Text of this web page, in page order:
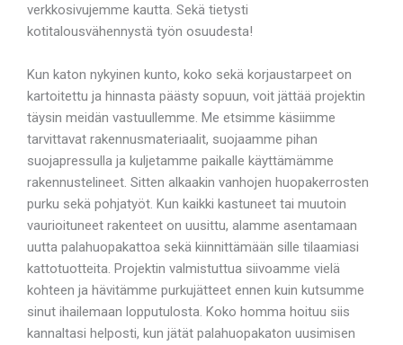
verkkosivujemme kautta. Sekä tietysti
kotitalousvähennystä työn osuudesta!
Kun katon nykyinen kunto, koko sekä korjaustarpeet on
kartoitettu ja hinnasta päästy sopuun, voit jättää projektin
täysin meidän vastuullemme. Me etsimme käsiimme
tarvittavat rakennusmateriaalit, suojaamme pihan
suojapressulla ja kuljetamme paikalle käyttämämme
rakennustelineet. Sitten alkaakin vanhojen huopakerrosten
purku sekä pohjatyöt. Kun kaikki kastuneet tai muutoin
vaurioituneet rakenteet on uusittu, alamme asentamaan
uutta palahuopakattoa sekä kiinnittämään sille tilaamiasi
kattotuotteita. Projektin valmistuttua siivoamme vielä
kohteen ja hävitämme purkujätteet ennen kuin kutsumme
sinut ihailemaan lopputulosta. Koko homma hoituu siis
kannaltasi helposti, kun jätät palahuopakaton uusimisen